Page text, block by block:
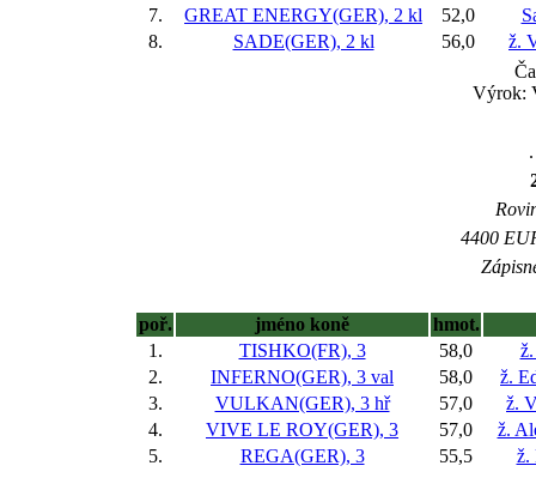
7.
GREAT ENERGY(GER), 2 kl 52,0
8.
SADE(GER), 2 kl 56,0
ž.
Výrok:
4400
poř. jméno koně
hmot.
1.
TISHKO(FR), 3 58,0
2.
INFERNO(GER), 3 val 58,0
ž.
3.
VULKAN(GER), 3 hř 57,0
ž.
4.
VIVE LE ROY(GER), 3 57,0
ž.
5.
REGA(GER), 3 55,5 ž.